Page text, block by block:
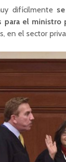
difícilmente
para el ministro
en el sector